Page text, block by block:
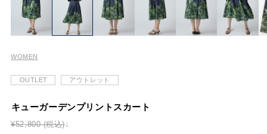
WOMEN
OUTLET アウトレット
キューガーデンプリントスカート
¥52,800 (税込)